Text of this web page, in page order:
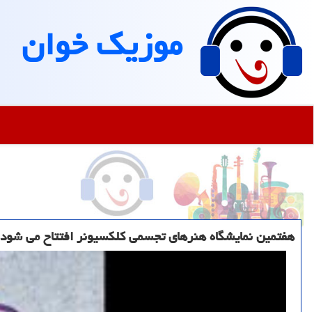
موزیك خوان
هفتمین نمایشگاه هنرهای تجسمی كلكسیونر افتتاح می شود